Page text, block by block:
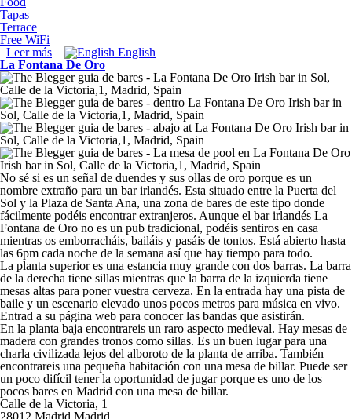
Tapas
Terrace
Free WiFi
Leer más sobre Mercado San Antón
English
La Fontana De Oro
No sé si es un señal de duendes y sus ollas de oro porque es un
nombre extraño para un bar irlandés. Esta situado entre la Puerta del
Sol y la Plaza de Santa Ana, una zona de bares de este tipo donde
fácilmente podéis encontrar extranjeros. Aunque el bar irlandés La
Fontana de Oro no es un pub tradicional, podéis sentiros en casa
mientras os emborracháis, bailáis y pasáis de tontos. Está abierto hasta
las 6pm cada noche de la semana así que hay tiempo para todo.
La planta superior es una estancia muy grande con dos barras. La barra
de la derecha tiene sillas mientras que la barra de la izquierda tiene
mesas altas para poner vuestra cerveza. En la entrada hay una pista de
baile y un escenario elevado unos pocos metros para música en vivo.
Entrad a su página web para conocer las bandas que asistirán.
En la planta baja encontrareis un raro aspecto medieval. Hay mesas de
madera con grandes tronos como sillas. Es un buen lugar para una
charla civilizada lejos del alboroto de la planta de arriba. También
encontrareis una pequeña habitación con una mesa de billar. Puede ser
un poco difícil tener la oportunidad de jugar porque es uno de los
pocos bares en Madrid con una mesa de billar.
Calle de la Victoria, 1
28012 Madrid Madrid